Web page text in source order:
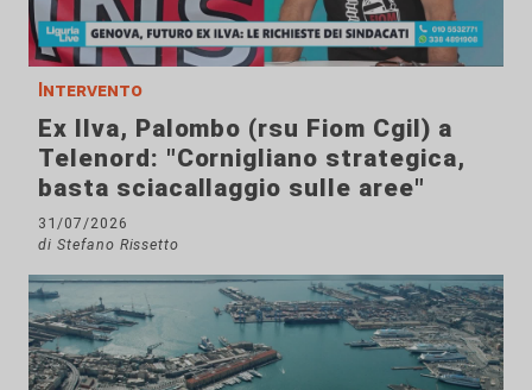
Intervento
Ex Ilva, Palombo (rsu Fiom Cgil) a
Telenord: "Cornigliano strategica,
basta sciacallaggio sulle aree"
31/07/2026
di Stefano Rissetto